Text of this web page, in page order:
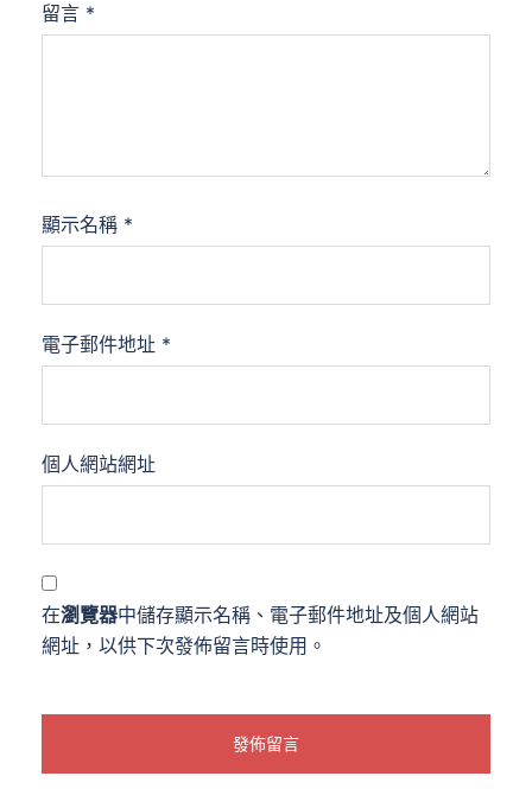
留言 *
顯示名稱 *
電子郵件地址 *
個人網站網址
在瀏覽器中儲存顯示名稱、電子郵件地址及個人網站
網址，以供下次發佈留言時使用。